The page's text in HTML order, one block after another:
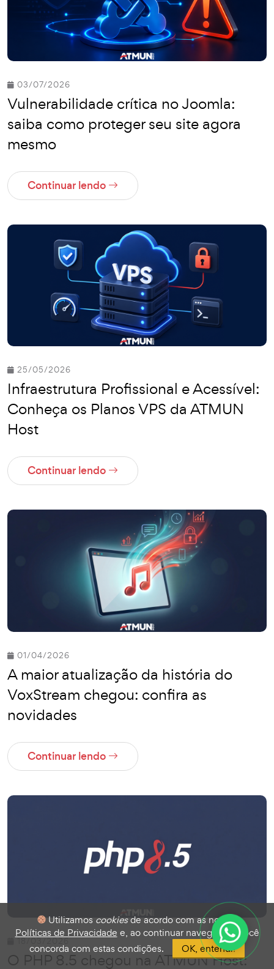
03/07/2026
Vulnerabilidade crítica no Joomla:
saiba como proteger seu site agora
mesmo
Continuar lendo
25/05/2026
Infraestrutura Profissional e Acessível:
Conheça os Planos VPS da ATMUN
Host
Continuar lendo
01/04/2026
A maior atualização da história do
VoxStream chegou: confira as
novidades
Continuar lendo
O PHP 8.5 chegou na ATMUN Host:
Utilizamos cookiesde acordo com as nossas
Políticas de Privacidade e, ao continuar navegando, você
concorda com estas condições.
OK, entendi!